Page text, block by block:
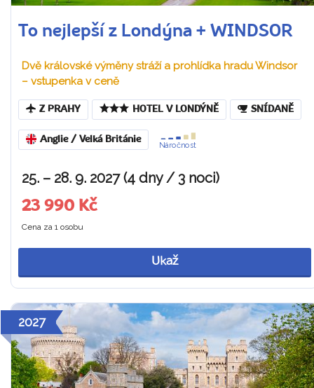
To nejlepší z Londýna + WINDSOR
Dvě královské výměny stráží a prohlídka hradu Windsor
– vstupenka v ceně
Z PRAHY HOTEL V LONDÝNĚ SNÍDANĚ
Anglie / Velká Británie
Náročnost
25. – 28. 9. 2027 (4 dny / 3 noci)
23 990 Kč
Cena za 1 osobu
Ukaž
2027